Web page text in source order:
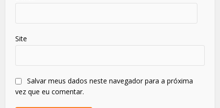
Site
Salvar meus dados neste navegador para a próxima
vez que eu comentar.